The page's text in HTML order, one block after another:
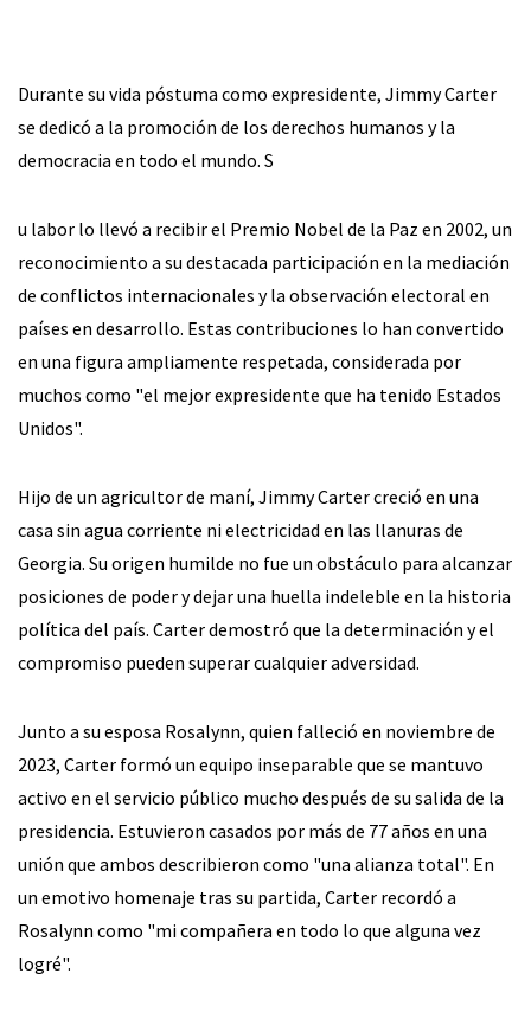
Durante su vida póstuma como expresidente, Jimmy Carter
se dedicó a la promoción de los derechos humanos y la
democracia en todo el mundo. S
u labor lo llevó a recibir el Premio Nobel de la Paz en 2002, un
reconocimiento a su destacada participación en la mediación
de conflictos internacionales y la observación electoral en
países en desarrollo. Estas contribuciones lo han convertido
en una figura ampliamente respetada, considerada por
muchos como "el mejor expresidente que ha tenido Estados
Unidos".
Hijo de un agricultor de maní, Jimmy Carter creció en una
casa sin agua corriente ni electricidad en las llanuras de
Georgia. Su origen humilde no fue un obstáculo para alcanzar
posiciones de poder y dejar una huella indeleble en la historia
política del país. Carter demostró que la determinación y el
compromiso pueden superar cualquier adversidad.
Junto a su esposa Rosalynn, quien falleció en noviembre de
2023, Carter formó un equipo inseparable que se mantuvo
activo en el servicio público mucho después de su salida de la
presidencia. Estuvieron casados por más de 77 años en una
unión que ambos describieron como "una alianza total". En
un emotivo homenaje tras su partida, Carter recordó a
Rosalynn como "mi compañera en todo lo que alguna vez
logré".